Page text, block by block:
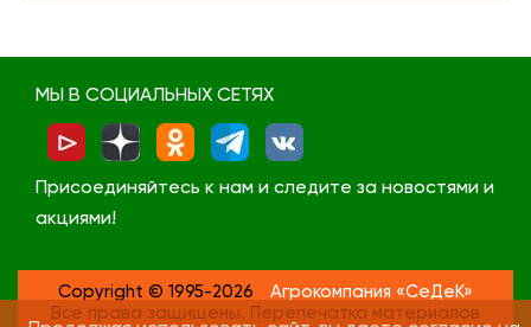
МЫ В СОЦИАЛЬНЫХ СЕТЯХ
Присоединяйтесь к нам и следите за новостями и
акциями!
Copyright © 1995-2026
Агрокомпания «СеДеК»
Все права защищены. Перепечатка материалов